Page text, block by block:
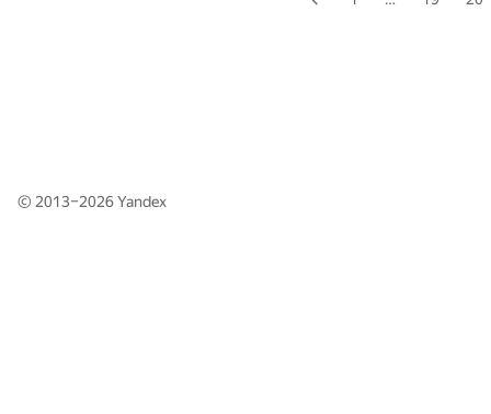
© 2013–2026Yandex